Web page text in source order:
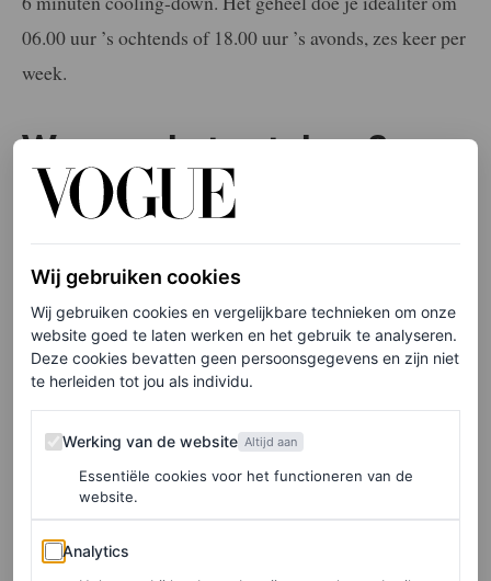
06.00 uur ’s ochtends of 18.00 uur ’s avonds, zes keer per
week.
Waarom het getal zes?
De formule draait om het getal zes, omdat het een ritme
biedt dat precies goed is om het hart aan het werk te
zetten: 60 minuten beweging sluit perfect aan bij wat je
dagelijks aan lichaamsbeweging nodig hebt, zeker als je
een zittend leven leidt.
In de praktijk zorgt de 6-6-6-wandeling voor een
geleidelijke opbouw van je hartslag, zonder dat het ooit
écht zwaar wordt. En het eindigt met een kalmerend
tempo om het lichaam rustig te laten afschakelen.
De routine is flexibel genoeg om in elk schema te passen
Wij gebruiken cookies
Wij gebruiken cookies en vergelijkbare technieken om onze
website goed te laten werken en het gebruik te analyseren.
Deze cookies bevatten geen persoonsgegevens en zijn niet
te herleiden tot jou als individu.
Werking van de website
Werking van de website Altijd aan
Essentiële cookies voor het functioneren van de
website.
Analytics
Analytics